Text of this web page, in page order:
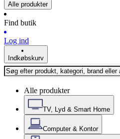
Alle produkter
Find butik
Log ind
Indkøbskurv
Alle produkter
TV, Lyd & Smart Home
Computer & Kontor